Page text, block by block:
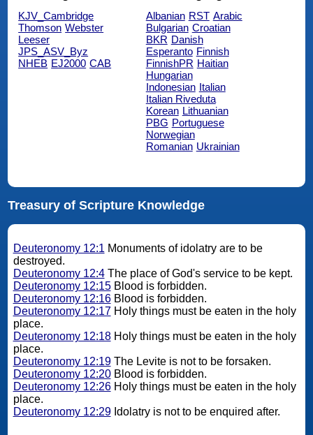
KJV_Cambridge
Thomson Webster
Leeser
JPS_ASV_Byz
NHEB EJ2000 CAB
Albanian RST Arabic
Bulgarian Croatian
BKR Danish
Esperanto Finnish
FinnishPR Haitian
Hungarian
Indonesian Italian
Italian Riveduta
Korean Lithuanian
PBG Portuguese
Norwegian
Romanian Ukrainian
Treasury of Scripture Knowledge
Deuteronomy 12:1 Monuments of idolatry are to be
destroyed.
Deuteronomy 12:4The place of God's service to be kept.
Deuteronomy 12:15Blood is forbidden.
Deuteronomy 12:16Blood is forbidden.
Deuteronomy 12:17Holy things must be eaten in the holy
place.
Deuteronomy 12:18Holy things must be eaten in the holy
place.
Deuteronomy 12:19The Levite is not to be forsaken.
Deuteronomy 12:20Blood is forbidden.
Deuteronomy 12:26Holy things must be eaten in the holy
place.
Deuteronomy 12:29Idolatry is not to be enquired after.